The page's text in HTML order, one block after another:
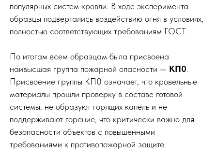
популярных систем кровли. В ходе эксперимента
образцы подвергались воздействию огня в условиях,
полностью соответствующих требованиям ГОСТ.
По итогам всем образцам была присвоена
наивысшая группа пожарной опасности — КП0
Присвоение группы КП0 означает, что кровельные
материалы прошли проверку в составе готовой
системы, не образуют горящих капель и не
поддерживают горение, что критически важно для
безопасности объектов с повышенными
требованиями к противопожарной защите.